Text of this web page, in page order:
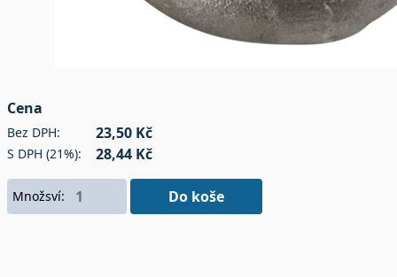
Cena
Bez DPH: 23,50 Kč
S DPH (21%): 28,44 Kč
Množsví: Do koše